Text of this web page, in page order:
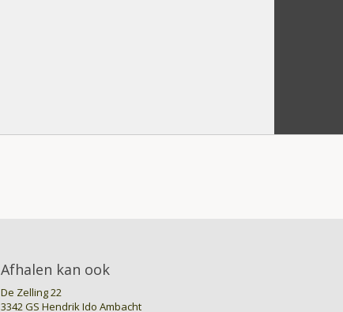
Afhalen kan ook
De Zelling 22
3342 GS Hendrik Ido Ambacht